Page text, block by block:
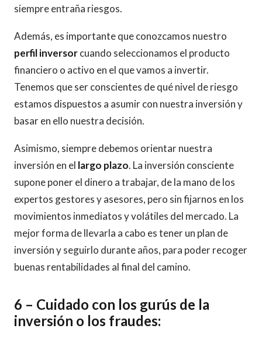
siempre entraña riesgos.
Además, es importante que conozcamos nuestro
perfil inversorcuando seleccionamos el producto
financiero o activo en el que vamos a invertir.
Tenemos que ser conscientes de qué nivel de riesgo
estamos dispuestos a asumir con nuestra inversión y
basar en ello nuestra decisión.
Asimismo, siempre debemos orientar nuestra
inversión en el largo plazo. La inversión consciente
supone poner el dinero a trabajar, de la mano de los
expertos gestores y asesores, pero sin fijarnos en los
movimientos inmediatos y volátiles del mercado. La
mejor forma de llevarla a cabo es tener un plan de
inversión y seguirlo durante años, para poder recoger
buenas rentabilidades al final del camino.
6 – Cuidado con los gurús de la
inversión o los fraudes: